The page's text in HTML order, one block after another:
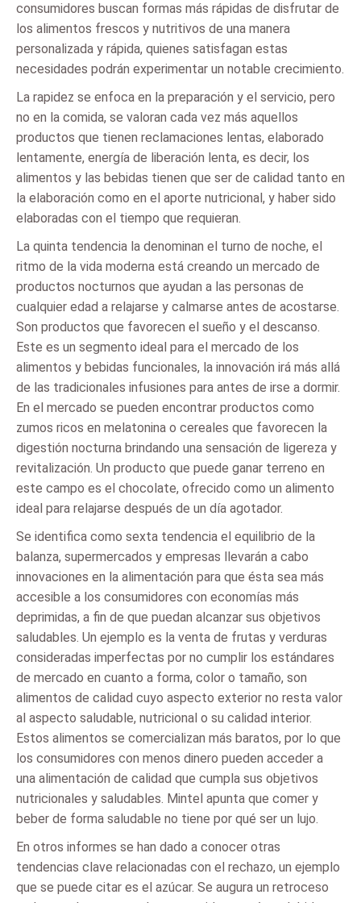
consumidores buscan formas más rápidas de disfrutar de
los alimentos frescos y nutritivos de una manera
personalizada y rápida, quienes satisfagan estas
necesidades podrán experimentar un notable crecimiento.
La rapidez se enfoca en la preparación y el servicio, pero
no en la comida, se valoran cada vez más aquellos
productos que tienen reclamaciones lentas, elaborado
lentamente, energía de liberación lenta, es decir, los
alimentos y las bebidas tienen que ser de calidad tanto en
la elaboración como en el aporte nutricional, y haber sido
elaboradas con el tiempo que requieran.
La quinta tendencia la denominan el turno de noche, el
ritmo de la vida moderna está creando un mercado de
productos nocturnos que ayudan a las personas de
cualquier edad a relajarse y calmarse antes de acostarse.
Son productos que favorecen el sueño y el descanso.
Este es un segmento ideal para el mercado de los
alimentos y bebidas funcionales, la innovación irá más allá
de las tradicionales infusiones para antes de irse a dormir.
En el mercado se pueden encontrar productos como
zumos ricos en melatonina o cereales que favorecen la
digestión nocturna brindando una sensación de ligereza y
revitalización. Un producto que puede ganar terreno en
este campo es el chocolate, ofrecido como un alimento
ideal para relajarse después de un día agotador.
Se identifica como sexta tendencia el equilibrio de la
balanza, supermercados y empresas llevarán a cabo
innovaciones en la alimentación para que ésta sea más
accesible a los consumidores con economías más
deprimidas, a fin de que puedan alcanzar sus objetivos
saludables. Un ejemplo es la venta de frutas y verduras
consideradas imperfectas por no cumplir los estándares
de mercado en cuanto a forma, color o tamaño, son
alimentos de calidad cuyo aspecto exterior no resta valor
al aspecto saludable, nutricional o su calidad interior.
Estos alimentos se comercializan más baratos, por lo que
los consumidores con menos dinero pueden acceder a
una alimentación de calidad que cumpla sus objetivos
nutricionales y saludables. Mintel apunta que comer y
beber de forma saludable no tiene por qué ser un lujo.
En otros informes se han dado a conocer otras
tendencias clave relacionadas con el rechazo, un ejemplo
que se puede citar es el azúcar. Se augura un retroceso